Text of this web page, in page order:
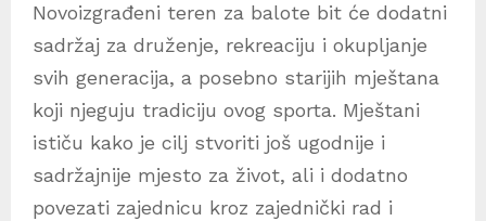
Novoizgrađeni teren za balote bit će dodatni
sadržaj za druženje, rekreaciju i okupljanje
svih generacija, a posebno starijih mještana
koji njeguju tradiciju ovog sporta. Mještani
ističu kako je cilj stvoriti još ugodnije i
sadržajnije mjesto za život, ali i dodatno
povezati zajednicu kroz zajednički rad i